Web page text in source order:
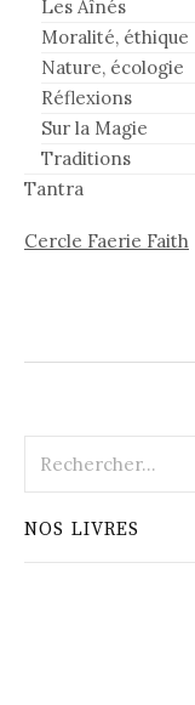
Les Aînés
Moralité, éthique
Nature, écologie
Réflexions
Sur la Magie
Traditions
Tantra
Cercle Faerie Faith
NOS LIVRES